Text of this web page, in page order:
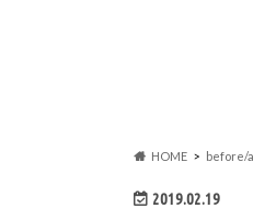
HOME before/
2019.02.19